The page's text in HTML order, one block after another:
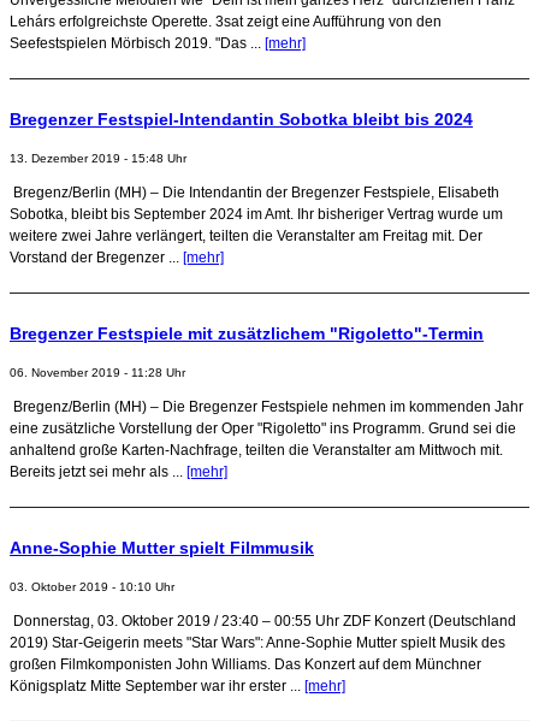
Lehárs erfolgreichste Operette. 3sat zeigt eine Aufführung von den
Seefestspielen Mörbisch 2019. "Das ... [mehr]
Bregenzer Festspiel-Intendantin Sobotka bleibt bis 2024
13. Dezember 2019 - 15:48 Uhr
Bregenz/Berlin (MH) – Die Intendantin der Bregenzer Festspiele, Elisabeth
Sobotka, bleibt bis September 2024 im Amt. Ihr bisheriger Vertrag wurde um
weitere zwei Jahre verlängert, teilten die Veranstalter am Freitag mit. Der
Vorstand der Bregenzer ... [mehr]
Bregenzer Festspiele mit zusätzlichem "Rigoletto"-Termin
06. November 2019 - 11:28 Uhr
Bregenz/Berlin (MH) – Die Bregenzer Festspiele nehmen im kommenden Jahr
eine zusätzliche Vorstellung der Oper "Rigoletto" ins Programm. Grund sei die
anhaltend große Karten-Nachfrage, teilten die Veranstalter am Mittwoch mit.
Bereits jetzt sei mehr als ... [mehr]
Anne-Sophie Mutter spielt Filmmusik
03. Oktober 2019 - 10:10 Uhr
Donnerstag, 03. Oktober 2019 / 23:40 – 00:55 Uhr ZDF Konzert (Deutschland
2019) Star-Geigerin meets "Star Wars": Anne-Sophie Mutter spielt Musik des
großen Filmkomponisten John Williams. Das Konzert auf dem Münchner
Königsplatz Mitte September war ihr erster ... [mehr]